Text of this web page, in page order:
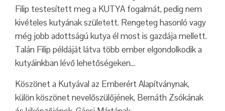
Filip testesített meg a KUTYA fogalmát, pedig nem
kivételes kutyának született. Rengeteg hasonló vagy
még jobb adottságú kutya él most is gazdája mellett.
Talán Filip példáját látva több ember elgondolkodik a
kutyáinkban lévő lehetőségeken…
Köszönet a Kutyával az Emberért Alapítványnak,
külön köszönet nevelőszülőjének, Bernáth Zsókának